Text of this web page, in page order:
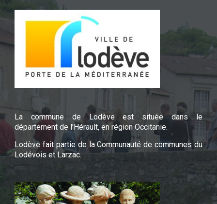
La commune de Lodève est située dans le
département de l'Hérault, en région Occitanie.
Lodève fait partie de la Communauté de communes du
Lodévois et Larzac.